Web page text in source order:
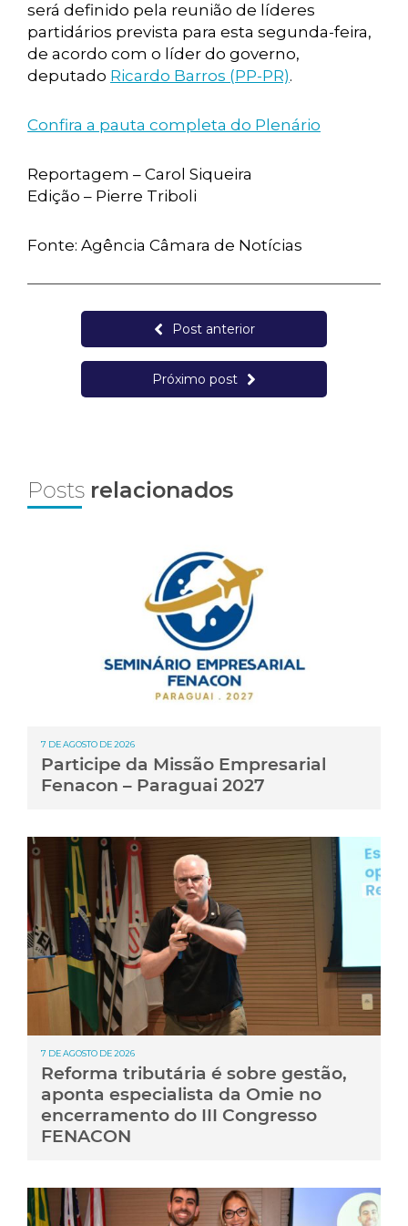
será definido pela reunião de líderes
partidários prevista para esta segunda-feira,
de acordo com o líder do governo,
deputado Ricardo Barros (PP-PR).
Confira a pauta completa do Plenário
Reportagem – Carol Siqueira
Edição – Pierre Triboli
Fonte: Agência Câmara de Notícias
Post anterior
Próximo post
Posts relacionados
7 DE AGOSTO DE 2026
Participe da Missão Empresarial
Fenacon – Paraguai 2027
7 DE AGOSTO DE 2026
Reforma tributária é sobre gestão,
aponta especialista da Omie no
encerramento do III Congresso
FENACON